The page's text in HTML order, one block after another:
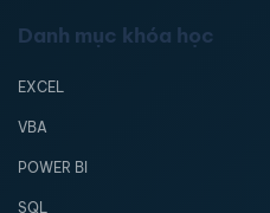
Danh mục khóa học
EXCEL
VBA
POWER BI
SQL